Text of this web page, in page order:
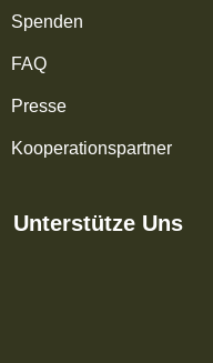
Spenden
FAQ
Presse
Kooperationspartner
Unterstütze Uns